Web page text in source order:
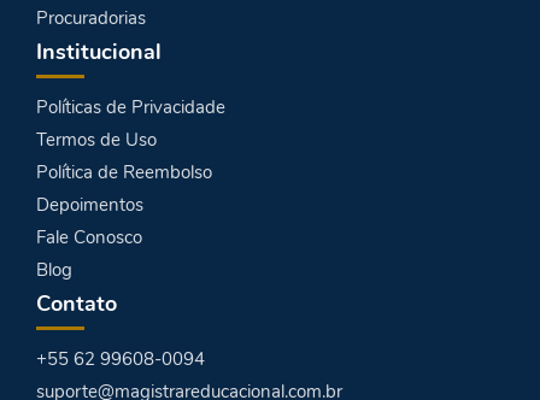
Procuradorias
Institucional
Políticas de Privacidade
Termos de Uso
Política de Reembolso
Depoimentos
Fale Conosco
Blog
Contato
+55 62 99608-0094
suporte@magistrareducacional.com.br